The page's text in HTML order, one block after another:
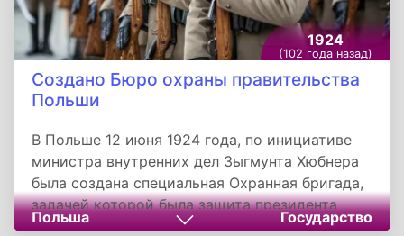
1924
(102 года назад)
Создано Бюро охраны правительства
Польши
В Польше 12 июня 1924 года, по инициативе
министра внутренних дел Зыгмунта Хюбнера
была создана специальная Охранная бригада,
задачей которой была защита президента
страны. Поводом для ее создания послужило
Польша Государство